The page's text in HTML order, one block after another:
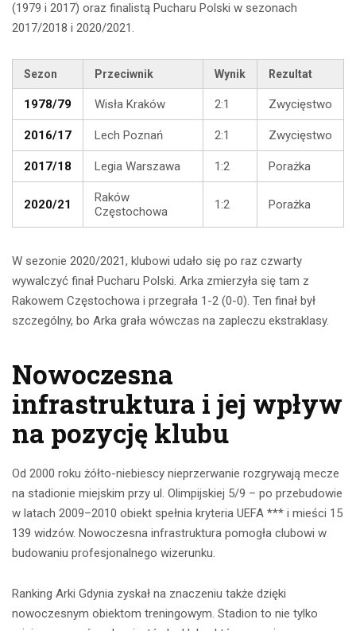
(1979 i 2017) oraz finalistą Pucharu Polski w sezonach
2017/2018 i 2020/2021.
Sezon Przeciwnik Wynik Rezultat
1978/79 Wisła Kraków 2:1 Zwycięstwo
2016/17 Lech Poznań 2:1 Zwycięstwo
2017/18 Legia Warszawa 1:2 Porażka
2020/21
Raków
Częstochowa
1:2 Porażka
W sezonie 2020/2021, klubowi udało się po raz czwarty
wywalczyć finał Pucharu Polski. Arka zmierzyła się tam z
Rakowem Częstochowa i przegrała 1-2 (0-0). Ten finał był
szczególny, bo Arka grała wówczas na zapleczu ekstraklasy.
Nowoczesna
infrastruktura i jej wpływ
na pozycję klubu
Od 2000 roku żółto-niebiescy nieprzerwanie rozgrywają mecze
na stadionie miejskim przy ul. Olimpijskiej 5/9 – po przebudowie
w latach 2009–2010 obiekt spełnia kryteria UEFA *** i mieści 15
139 widzów. Nowoczesna infrastruktura pomogła clubowi w
budowaniu profesjonalnego wizerunku.
Ranking Arki Gdynia zyskał na znaczeniu także dzięki
nowoczesnym obiektom treningowym. Stadion to nie tylko